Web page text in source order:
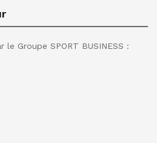
Groupe SPORT BUSINESS :